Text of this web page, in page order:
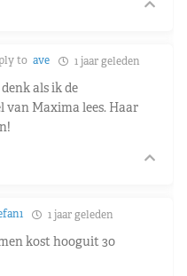
toave 1 jaar geleden
als ik de
van Maxima lees. Haar
1 jaar geleden
kost hooguit 30